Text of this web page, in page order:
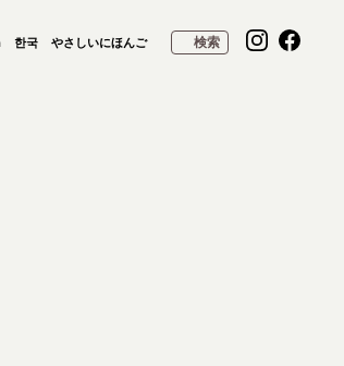
한국 やさしいにほんご 検索